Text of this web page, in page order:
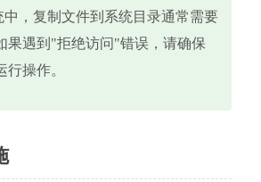
中，复制文件到系统目录通常需要
果遇到"拒绝访问"错误，请确保
行操作。